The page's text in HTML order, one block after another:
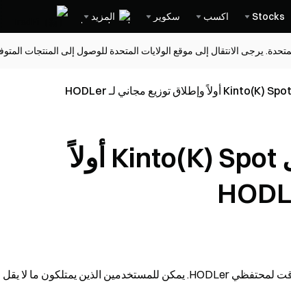
Stocks اكسب سكوير المزيد
يرجى الانتقال إلى موقع الولايات المتحدة للوصول إلى المنتجات
سيقوم Gate بإدراج تداول Kinto(K) Spot أولاً
سوف تقوم Gate بإدراج Kinto(K) وتقدم توزيعًا مجانيًا محدود الوقت لمحتفظي HODLer. يمكن للمستخدمين الذين يمتلكون ما لا يقل